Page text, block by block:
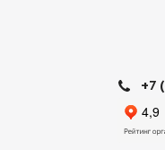
+7